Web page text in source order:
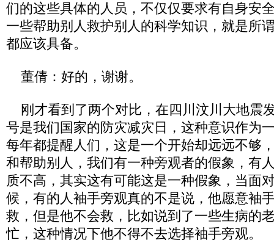
们的这些具体的人员，不仅仅要求有自身安
一些帮助别人救护别人的科学知识，就是所
都应该具备。
董倩：好的，谢谢。
刚才看到了两个对比，在四川汶川大地震
号是我们国家的防灾减灾日，这种意识作为
每年都提醒人们，这是一个开始却远远不够
和帮助别人，我们有一种旁观者的假象，有
质不高，其实这有可能这是一种假象，当面
候，有的人袖手旁观真的不是说，他愿意袖
救，但是他不会救，比如说到了一些生病的
忙，这种情况下他不得不去选择袖手旁观。